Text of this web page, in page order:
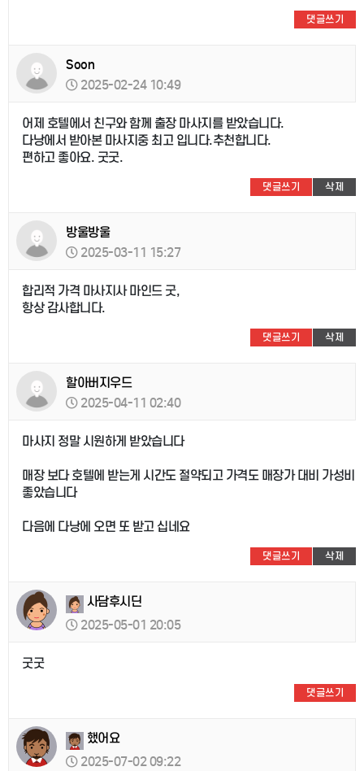
댓글쓰기
Soon
2025-02-24 10:49
어제 호텔에서 친구와 함께 출장 마사지를 받았습니다.
다낭에서 받아본 마사지중 최고 입니다.추천합니다.
편하고 좋아요. 굿굿.
댓글쓰기 삭제
방울방울
2025-03-11 15:27
합리적 가격 마사지사 마인드 굿,
항상 감사합니다.
댓글쓰기 삭제
할아버지우드
2025-04-11 02:40
마사지 정말 시원하게 받았습니다
매장 보다 호텔에 받는게 시간도 절약되고 가격도 매장가 대비 가성비
좋았습니다
다음에 다낭에 오면 또 받고 십네요
댓글쓰기 삭제
사담후시딘
2025-05-01 20:05
굿굿
댓글쓰기
했어요
2025-07-02 09:22